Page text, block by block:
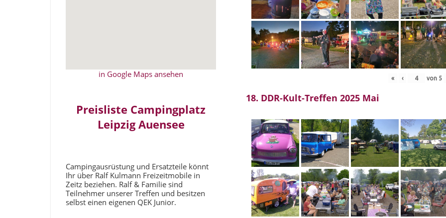
« ‹ von 5
18. DDR-Kult-Treffen 2025 Mai
in Google Maps ansehen
Preisliste Campingplatz
Leipzig Auensee
Campingausrüstung und Ersatzteile könnt
Ihr über Ralf Kulmann Freizeitmobile in
Zeitz beziehen. Ralf & Familie sind
Teilnehmer unserer Treffen und besitzen
selbst einen eigenen QEK Junior.